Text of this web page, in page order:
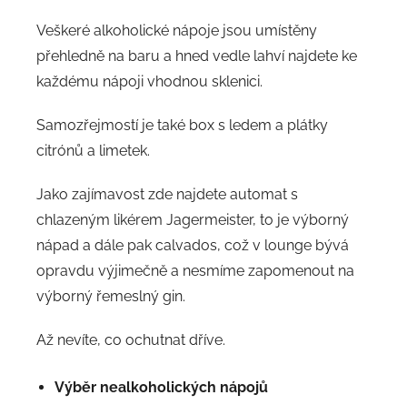
Veškeré alkoholické nápoje jsou umístěny
přehledně na baru a hned vedle lahví najdete ke
každému nápoji vhodnou sklenici.
Samozřejmostí je také box s ledem a plátky
citrónů a limetek.
Jako zajímavost zde najdete automat s
chlazeným likérem Jagermeister, to je výborný
nápad a dále pak calvados, což v lounge bývá
opravdu výjimečně a nesmíme zapomenout na
výborný řemeslný gin.
Až nevíte, co ochutnat dříve.
Výběr nealkoholických nápojů